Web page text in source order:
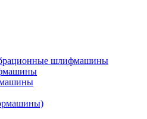
шлифмашины